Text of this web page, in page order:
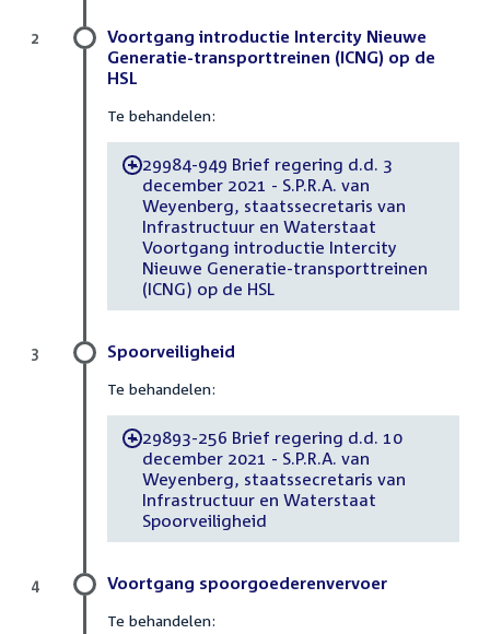
Voortgang introductie Intercity Nieuwe
Generatie-transporttreinen (ICNG) op de
HSL
Te behandelen:
-29984-949 Brief regering d.d. 3
december 2021 - S.P.R.A. van
Weyenberg, staatssecretaris van
Infrastructuur en Waterstaat
Voortgang introductie Intercity
Nieuwe Generatie-transporttreinen
(ICNG) op de HSL
2
Spoorveiligheid
Te behandelen:
-29893-256 Brief regering d.d. 10
december 2021 - S.P.R.A. van
Weyenberg, staatssecretaris van
Infrastructuur en Waterstaat
Spoorveiligheid
3
Voortgang spoorgoederenvervoer
Te behandelen:
4